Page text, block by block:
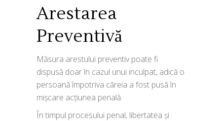
Arestarea
Preventivă
Măsura arestului preventiv poate fi
dispusă doar în cazul unui inculpat, adică o
persoană împotriva căreia a fost pusă în
mișcare acțiunea penală.
În timpul procesului penal, libertatea și